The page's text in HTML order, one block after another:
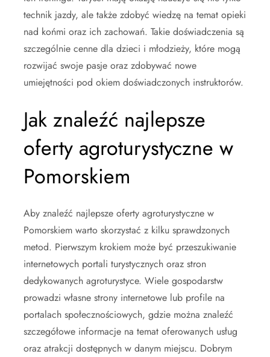
technik jazdy, ale także zdobyć wiedzę na temat opieki
nad końmi oraz ich zachowań. Takie doświadczenia są
szczególnie cenne dla dzieci i młodzieży, które mogą
rozwijać swoje pasje oraz zdobywać nowe
umiejętności pod okiem doświadczonych instruktorów.
Jak znaleźć najlepsze
oferty agroturystyczne w
Pomorskiem
Aby znaleźć najlepsze oferty agroturystyczne w
Pomorskiem warto skorzystać z kilku sprawdzonych
metod. Pierwszym krokiem może być przeszukiwanie
internetowych portali turystycznych oraz stron
dedykowanych agroturystyce. Wiele gospodarstw
prowadzi własne strony internetowe lub profile na
portalach społecznościowych, gdzie można znaleźć
szczegółowe informacje na temat oferowanych usług
oraz atrakcji dostępnych w danym miejscu. Dobrym